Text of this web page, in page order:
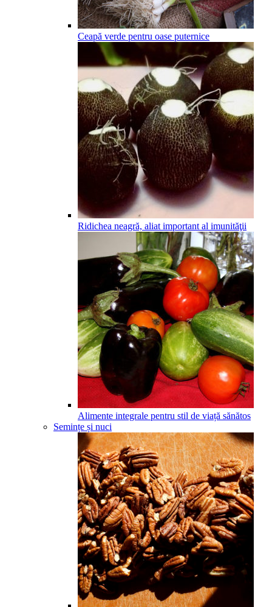
Ceapă verde pentru oase puternice
Ridichea neagră, aliat important al imunităţii
Alimente integrale pentru stil de viață sănătos
Semințe și nuci